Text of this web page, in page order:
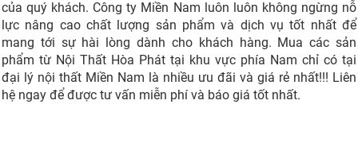
của quý khách. Công ty Miền Nam luôn luôn không ngừng nỗ
lực nâng cao chất lượng sản phẩm và dịch vụ tốt nhất để
mang tới sự hài lòng dành cho khách hàng. Mua các sản
phẩm từ Nội Thất Hòa Phát tại khu vực phía Nam chỉ có tại
đại lý nội thất Miền Nam là nhiều ưu đãi và giá rẻ nhất!!! Liên
hệ ngay để được tư vấn miễn phí và báo giá tốt nhất.